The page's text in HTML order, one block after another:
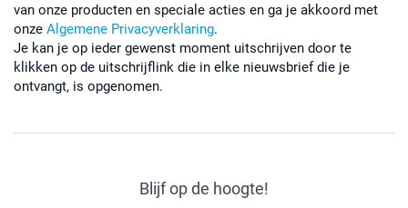
van onze producten en speciale acties en ga je akkoord met
onze Algemene Privacyverklaring.
Je kan je op ieder gewenst moment uitschrijven door te
klikken op de uitschrijflink die in elke nieuwsbrief die je
ontvangt, is opgenomen.
Blijf op de hoogte!